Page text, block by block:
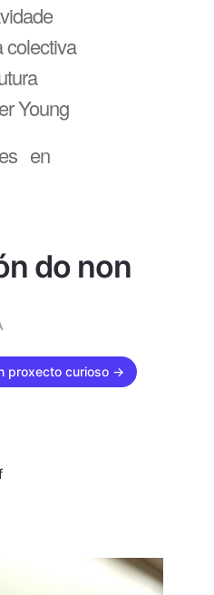
colectiva
Young
es en
do non
proxecto curioso →